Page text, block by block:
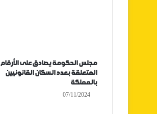
مجلس الحكومة يصادق على الأرقام
المتعلقة بعدد السكان القانونيين
بالمملكة
07/11/2024